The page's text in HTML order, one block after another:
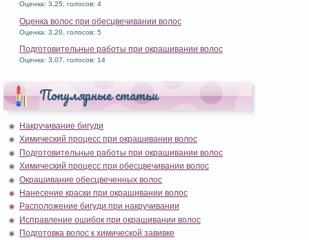
Оценка: 3,25, голосов: 4
Оценка волос при обесцвечивании волос
Оценка: 3,20, голосов: 5
Подготовительные работы при окрашивании волос
Оценка: 3,07, голосов: 14
Популярные статьи
Накручивание бигуди
Химический процесс при окрашивании волос
Подготовительные работы при окрашивании волос
Химический процесс при обесцвечивании волос
Окрашивание обесцвеченных волос
Нанесение краски при окрашивании волос
Расположение бигуди при накручивании
Исправление ошибок при окрашивании волос
Подготовка волос к химической завивке